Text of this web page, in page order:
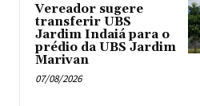
Vereador sugere
transferir UBS
Jardim Indaiá para o
prédio da UBS Jardim
Marivan
07/08/2026